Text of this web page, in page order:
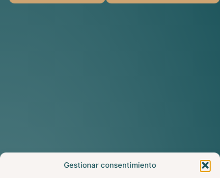
Gestionar consentimiento